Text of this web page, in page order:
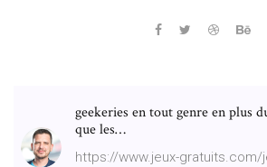
geekeries en tout genre en plus
que les…
https://www.jeux-gratuits.com/